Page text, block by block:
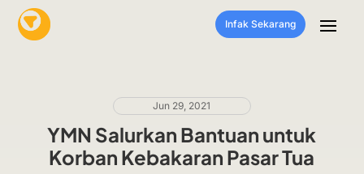
Infak Sekarang
Jun 29, 2021
YMN Salurkan Bantuan untuk
Korban Kebakaran Pasar Tua